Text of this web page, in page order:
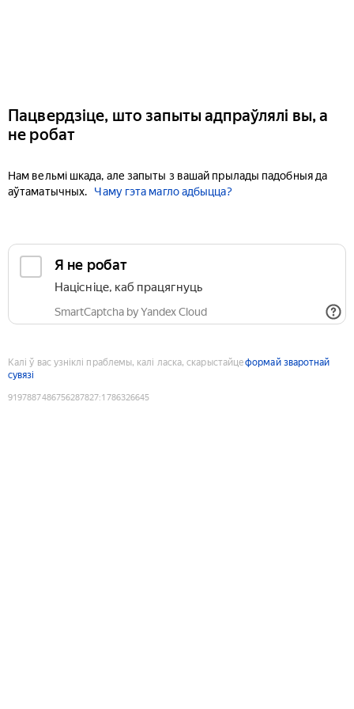
Пацвердзіце, што запыты адпраўлялі вы, а
не робат
Нам вельмі шкада, але запыты з вашай прылады падобныя да
аўтаматычных.
Чаму гэта магло адбыцца?
Я не робат
Націсніце, каб працягнуць
SmartCaptcha by Yandex Cloud
Калі ў вас узніклі праблемы, калі ласка, скарыстайцеформай зваротнай
сувязі
9197887486756287827:1786326645